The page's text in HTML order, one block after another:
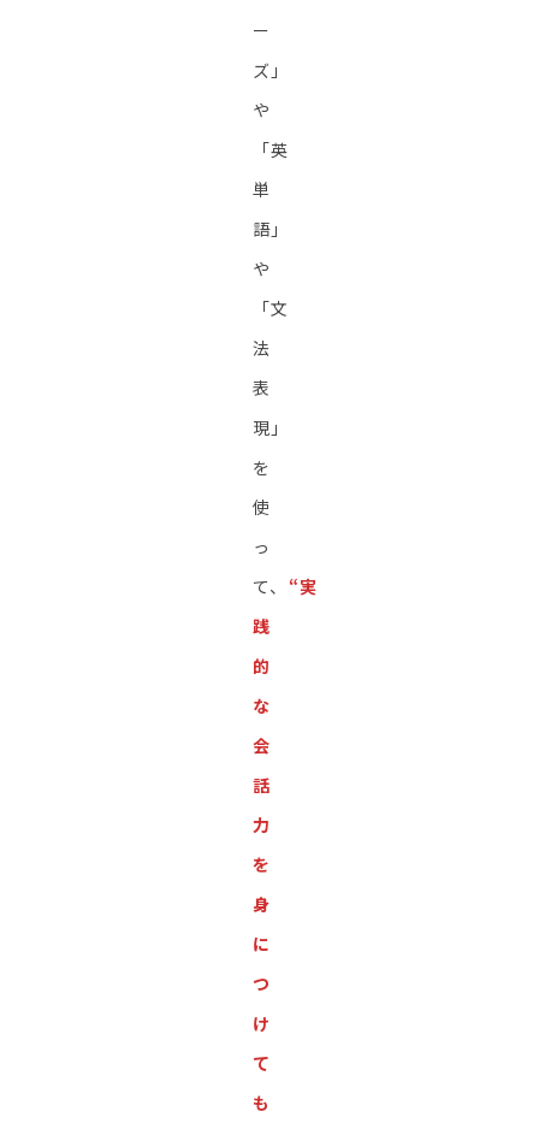
ー
ズ」
や
「英
単
語」
や
「文
法
表
現」
を
使
っ
て、 “実
践
的
な
会
話
力
を
身
に
つ
け
て
も